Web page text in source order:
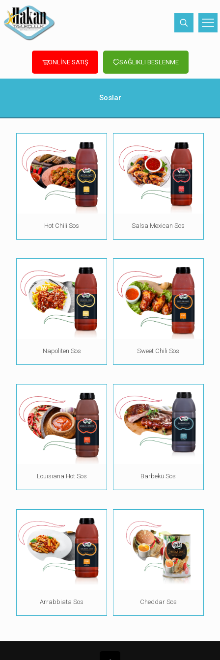
ONLİNE SATIŞ SAĞLIKLI BESLENME
Soslar
Hot Chili Sos Salsa Mexican Sos
Napoliten Sos Sweet Chili Sos
Louısıana Hot Sos Barbekü Sos
Arrabbiata Sos Cheddar Sos